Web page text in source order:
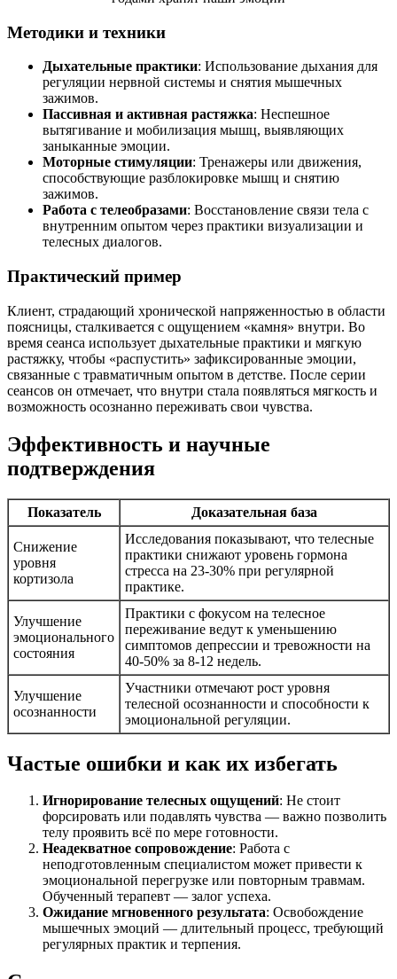
Методики и техники
Дыхательные практики: Использование дыхания для
регуляции нервной системы и снятия мышечных
зажимов.
Пассивная и активная растяжка: Неспешное
вытягивание и мобилизация мышц, выявляющих
заныканные эмоции.
Моторные стимуляции: Тренажеры или движения,
способствующие разблокировке мышц и снятию
зажимов.
Работа с телеобразами: Восстановление связи тела с
внутренним опытом через практики визуализации и
телесных диалогов.
Практический пример
Клиент, страдающий хронической напряженностью в области
поясницы, сталкивается с ощущением «камня» внутри. Во
время сеанса использует дыхательные практики и мягкую
растяжку, чтобы «распустить» зафиксированные эмоции,
связанные с травматичным опытом в детстве. После серии
сеансов он отмечает, что внутри стала появляться мягкость и
возможность осознанно переживать свои чувства.
Эффективность и научные
подтверждения
Показатель Доказательная база
Снижение
уровня
кортизола
Исследования показывают, что телесные
практики снижают уровень гормона
стресса на 23-30% при регулярной
практике.
Улучшение
эмоционального
состояния
Практики с фокусом на телесное
переживание ведут к уменьшению
симптомов депрессии и тревожности на
40-50% за 8-12 недель.
Улучшение
осознанности
Участники отмечают рост уровня
телесной осознанности и способности к
эмоциональной регуляции.
Частые ошибки и как их избегать
Игнорирование телесных ощущений: Не стоит
форсировать или подавлять чувства — важно позволить
телу проявить всё по мере готовности.
Неадекватное сопровождение: Работа с
неподготовленным специалистом может привести к
эмоциональной перегрузке или повторным травмам.
Обученный терапевт — залог успеха.
Ожидание мгновенного результата: Освобождение
мышечных эмоций — длительный процесс, требующий
регулярных практик и терпения.